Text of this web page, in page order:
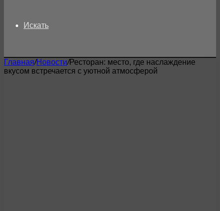
Искать
Главная/Новости/Ресторан: место, где наслаждение
вкусом встречается с уютной атмосферой